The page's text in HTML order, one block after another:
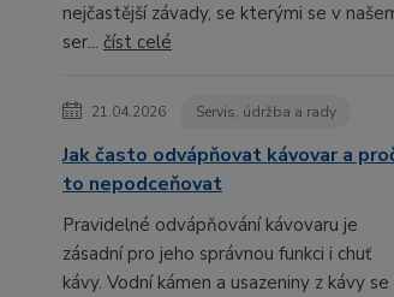
nejčastější závady, se kterými se v
ser... číst celé
21.04.2026 Servis, údržba a rady
Jak často odvápňovat kávovar a
to nepodceňovat
Pravidelné odvápňování kávovaru je
zásadní pro jeho správnou funkci i chuť
kávy. Vodní kámen a usazeniny z kávy se